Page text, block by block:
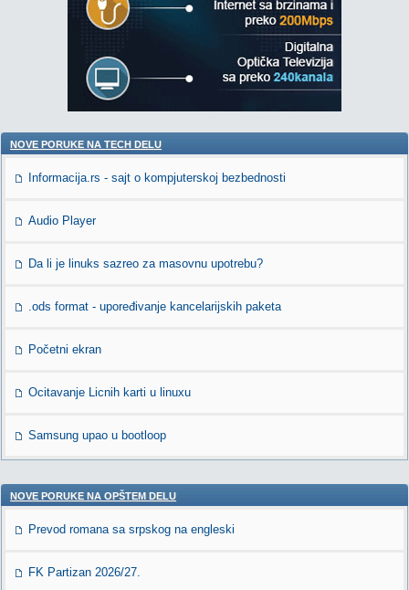
NOVE PORUKE NA TECH DELU
Informacija.rs - sajt o kompjuterskoj bezbednosti
Audio Player
Da li je linuks sazreo za masovnu upotrebu?
.ods format - upoređivanje kancelarijskih paketa
Početni ekran
Ocitavanje Licnih karti u linuxu
Samsung upao u bootloop
NOVE PORUKE NA OPŠTEM DELU
Prevod romana sa srpskog na engleski
FK Partizan 2026/27.